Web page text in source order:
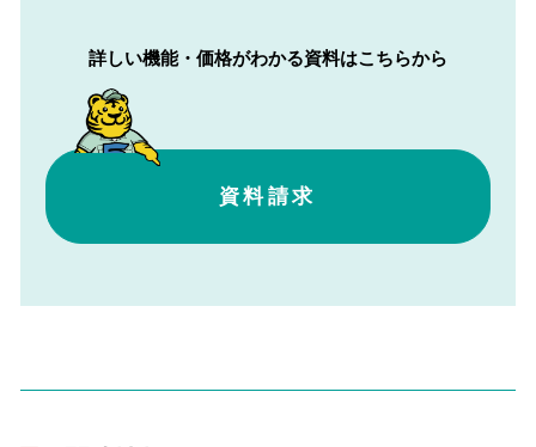
詳しい機能・価格がわかる資料はこちらから
資料請求